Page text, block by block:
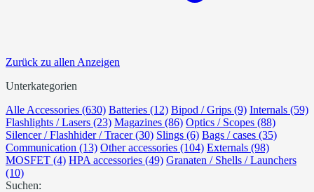
Zurück zu allen Anzeigen
Unterkategorien
Alle Accessories (630) Batteries (12) Bipod / Grips (9) Internals (59)
Flashlights / Lasers (23) Magazines (86) Optics / Scopes (88)
Silencer / Flashhider / Tracer (30) Slings (6) Bags / cases (35)
Communication (13) Other accessories (104) Externals (98)
MOSFET (4) HPA accessories (49) Granaten / Shells / Launchers
(10)
Suchen: